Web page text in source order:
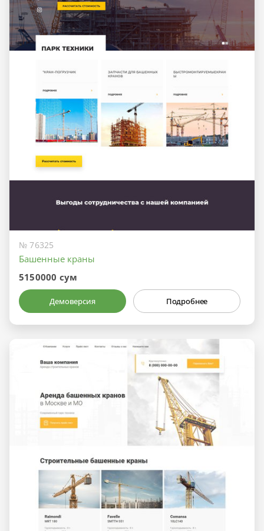
№ 76325
Башенные краны
5150000 сум
Демоверсия Подробнее